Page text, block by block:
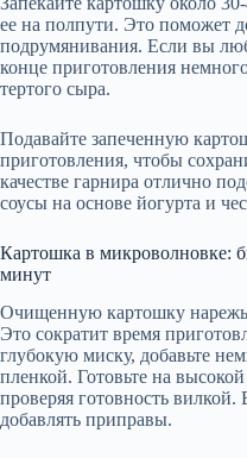
ее на полпути. Это поможет
подрумянивания. Если вы
конце приготовления
тертого сыра.
Подавайте запеченную
приготовления, чтобы
качестве гарнира отлично
соусы на основе йогурта и
Картошка в микроволновке:
минут
Очищенную картошку
Это сократит время
глубокую миску, добавьте
пленкой. Готовьте на
проверяя готовность
добавлять приправы.